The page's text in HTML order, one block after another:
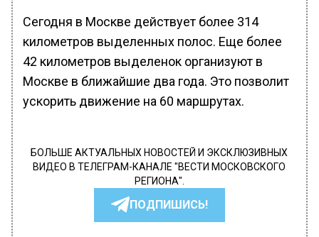
Сегодня в Москве действует более 314
километров выделенных полос. Еще более
42 километров выделенок организуют в
Москве в ближайшие два года. Это позволит
ускорить движение на 60 маршрутах.
БОЛЬШЕ АКТУАЛЬНЫХ НОВОСТЕЙ И ЭКСКЛЮЗИВНЫХ
ВИДЕО В ТЕЛЕГРАМ-КАНАЛЕ "ВЕСТИ МОСКОВСКОГО
РЕГИОНА".
ПОДПИШИСЬ!